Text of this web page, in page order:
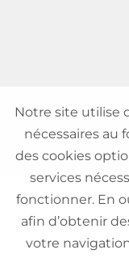
Notre site utilise
nécessaires au
des cookies
services
fonctionner. En
afin d’obtenir
votre